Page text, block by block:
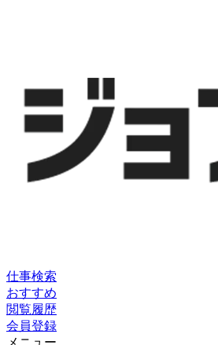
仕事検索
おすすめ
閲覧履歴
会員登録
メニュー